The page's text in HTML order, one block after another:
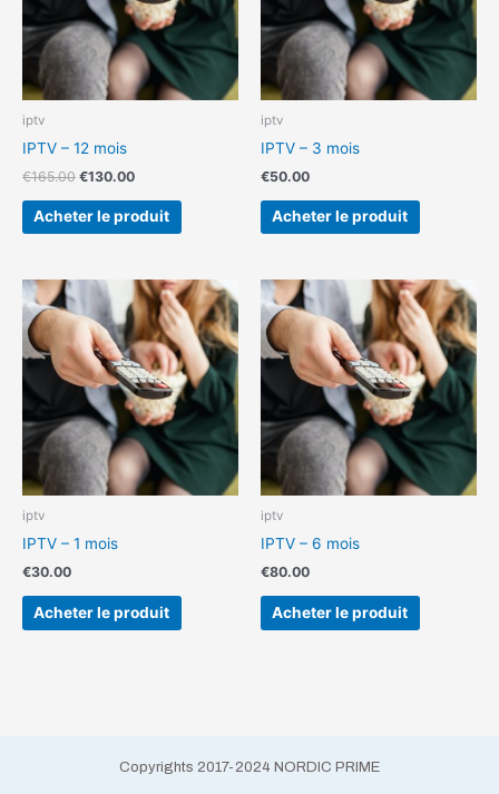
iptv
IPTV – 12 mois
€165.00 €130.00
Acheter le produit
iptv
IPTV – 3 mois
€50.00
Acheter le produit
iptv
IPTV – 1 mois
€30.00
Acheter le produit
iptv
IPTV – 6 mois
€80.00
Acheter le produit
Copyrights 2017-2024 NORDIC PRIME